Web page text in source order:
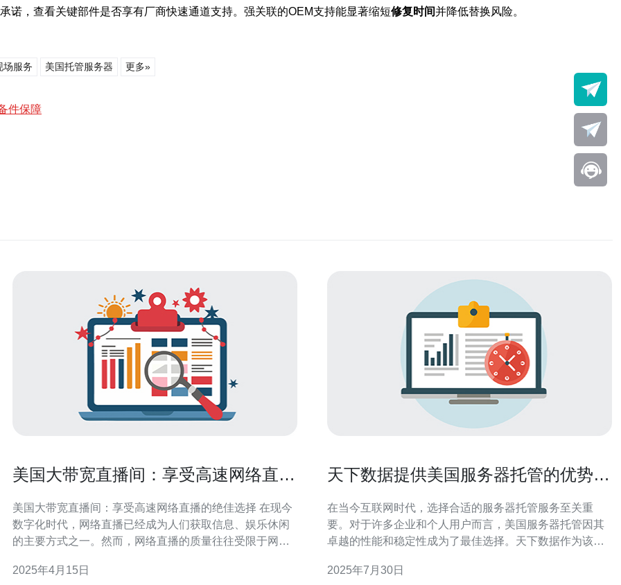
诺，查看关键部件是否享有厂商快速通道支持。强关联的OEM支持能显著缩短修复时间并降低替换风险。
场服务 美国托管服务器 更多»
件保障
美国大带宽直播间：享受高速网络直播
美国大带宽直播间：享受高速网络直播的绝佳选择 在现今
数字化时代，网络直播已经成为人们获取信息、娱乐休闲
的主要方式之一。然而，网络直播的质量往往受限于网络
佳选择，为用户带来更快、更流畅的观看体验。 作为美国
2025年4月15日
天下数据提供美国服务器托管的优势与
在当今互联网时代，选择合适的服务器托管服务至关重
要。对于许多企业和个人用户而言，美国服务器托管因其
卓越的性能和稳定性成为了最佳选择。天下数据作为该领
价比最高的云服务器、最优质的专用服务器等，满足不同
2025年7月30日